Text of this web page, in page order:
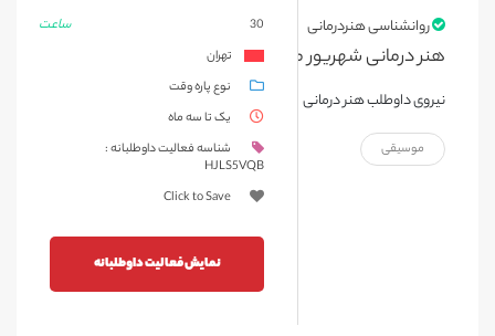
روانشناسی هنردرمانی
هنر درمانی شهریور ماه ۱۴۰۴
نیروی داوطلب هنر درمانی
موسیقی
ساعت
30
تهران
نوع پاره وقت
یک تا سه ماه
شناسه فعالیت داوطلبانه :
HJLS5VQB
Click to Save
نمایش فعالیت داوطلبانه